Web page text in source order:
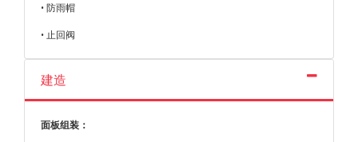
• 防雨帽
• 止回阀
建造
面板组装：